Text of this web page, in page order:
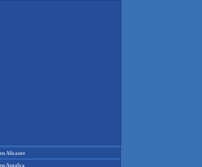
Alicante
Antalya